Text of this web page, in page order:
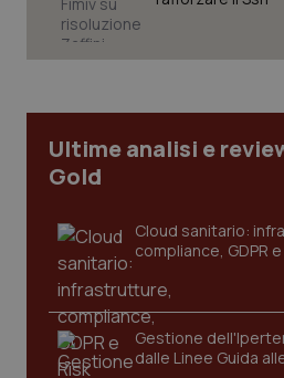
Ultime analisi e
Gold
Cloud sanitario:
compliance, GDPR
Gestione
dalle Linee Guida
navigazione sulle pagine e
protette del sito. Il sito web non
funzionare correttamente senza
VISITOR_PRIVACY_METADATA